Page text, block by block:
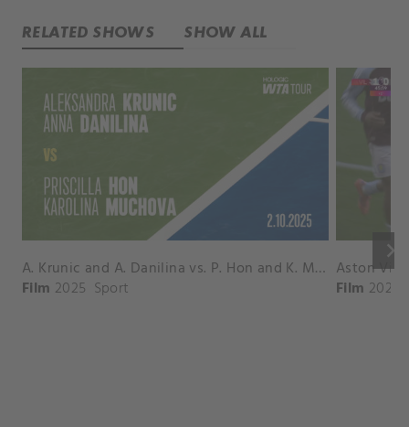
RELATED SHOWS SHOW ALL
keyboard_arrow_right
A. Krunic and A. Danilina vs. P. Hon and K. Muchova Match Highlights - BEIJING_Capital Group Diamond ( October 02, 2025)
Film 2025 Sport Film 2026